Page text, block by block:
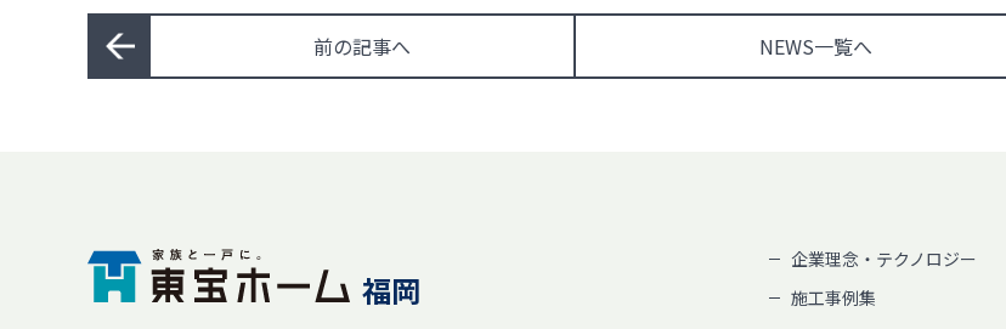
前の記事へ NEWS一覧へ
福岡
企業理念・テクノロジー
施工事例集